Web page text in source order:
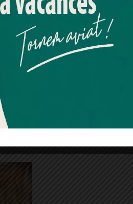
col·laborar amb
de Barcelona
Acceptar Rebutjar tot
un compte al Diari el Jardí, dona el seu
explícit per rebre comunicacions
amb el servei. Aquest
ser revocat en qualsevol moment
de baixa present a tots els correus.